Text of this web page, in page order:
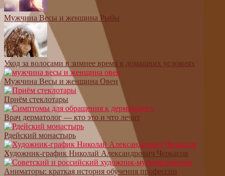
Мужчина Весы и женщина Рыбы
Уход за волосами в зимнее время в домашних условиях
Мужчина Весы и женщина Овен
Приём стеклотары
Врач дерматолог — кто это и что лечит
Рдейский монастырь
Художник-график Николай Александрович Черкасов
Аниматоры: краткая история обучения профессии